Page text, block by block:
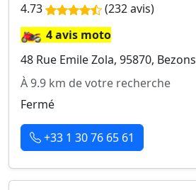
4.73 (232 avis)
🏍️4 avis moto
48 Rue Emile Zola, 95870, Bezons
À 9.9 km de votre recherche
Fermé
+33 1 30 76 65 61